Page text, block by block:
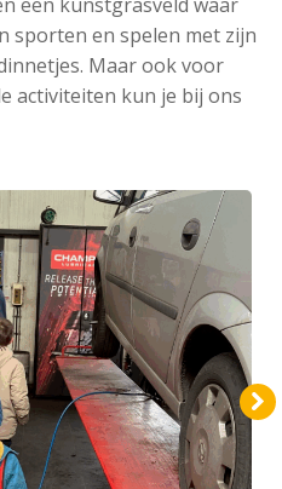
sporten en spelen met zijn
Maar ook voor
activiteiten kun je bij ons